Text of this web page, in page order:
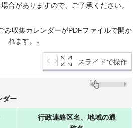
合がありますので、ご了承ください。
み収集カレンダーがPDFファイルで開か
れます。↓
スライドで操作
ダー
行政連絡区名、地域の通